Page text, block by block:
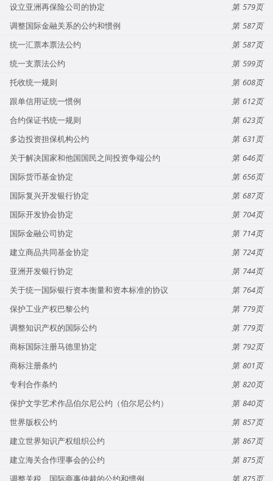
设立亚洲再保险公司的协定
579
调整国际金融关系的公约和惯例
587
统一汇票本票法公约
587
统一支票法公约
599
托收统一规则
608
跟单信用证统一惯例
612
合约保证书统一规则
623
多边投资担保机构公约
631
关于解决国家和他国国民之间投资争端公约
646
国际货币基金协定
656
国际复兴开发银行协定
687
国际开发协会协定
704
国际金融公司协定
714
建立商品共同基金协定
724
亚洲开发银行协定
744
关于统一国际银行资本衡量和资本标准的协议
764
保护工业产权巴黎公约
779
调整知识产权的国际公约
779
商标国际注册马德里协定
792
商标注册条约
801
专利合作条约
820
保护文学艺术作品伯尔尼公约（伯尔尼公约）
840
世界版权公约
857
建立世界知识产权组织公约
867
建立海关合作理事会的公约
875
调整关税、国际商事仲裁的公约和惯例
875